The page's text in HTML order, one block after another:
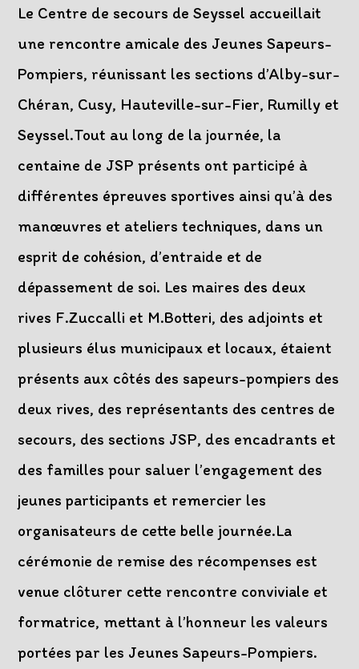
Le Centre de secours de Seyssel accueillait
une rencontre amicale des Jeunes Sapeurs-
Pompiers, réunissant les sections d’Alby-sur-
Chéran, Cusy, Hauteville-sur-Fier, Rumilly et
Seyssel.Tout au long de la journée, la
centaine de JSP présents ont participé à
différentes épreuves sportives ainsi qu’à des
manœuvres et ateliers techniques, dans un
esprit de cohésion, d’entraide et de
dépassement de soi. Les maires des deux
rives F.Zuccalli et M.Botteri, des adjoints et
plusieurs élus municipaux et locaux, étaient
présents aux côtés des sapeurs-pompiers des
deux rives, des représentants des centres de
secours, des sections JSP, des encadrants et
des familles pour saluer l’engagement des
jeunes participants et remercier les
organisateurs de cette belle journée.La
cérémonie de remise des récompenses est
venue clôturer cette rencontre conviviale et
formatrice, mettant à l’honneur les valeurs
portées par les Jeunes Sapeurs-Pompiers.